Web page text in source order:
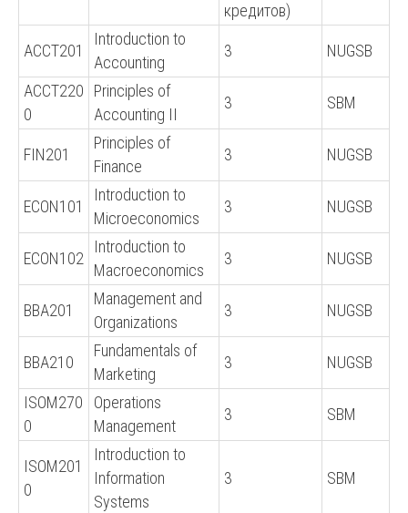
кредитов)
ACCT201
Introduction to
Accounting
3 NUGSB
ACCT220
0
Principles of
Accounting II
3 SBM
FIN201
Principles of
Finance
3 NUGSB
ECON101
Introduction to
Microeconomics
3 NUGSB
ECON102
Introduction to
Macroeconomics
3 NUGSB
BBA201
Management and
Organizations
3 NUGSB
BBA210
Fundamentals of
Marketing
3 NUGSB
ISOM270
0
Operations
Management
3 SBM
ISOM201
0
Introduction to
Information
Systems
3 SBM